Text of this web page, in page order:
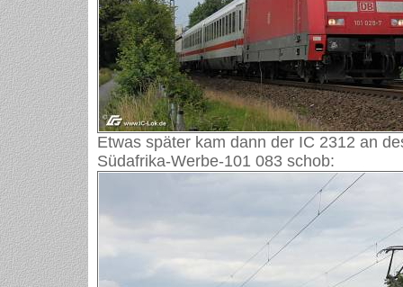
Etwas später kam dann der IC 2312 an
Südafrika-Werbe-101 083 schob: